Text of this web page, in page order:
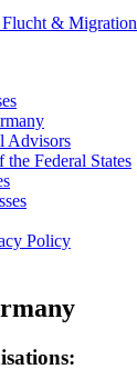
Flucht & Migration
Advisors
Federal States
Policy